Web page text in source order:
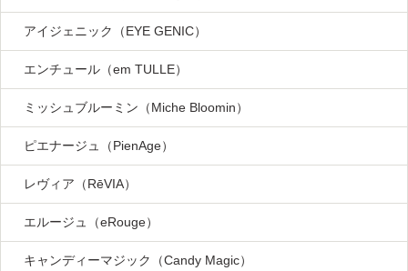
アイジェニック（EYE GENIC）
エンチュール（em TULLE）
ミッシュブルーミン（Miche Bloomin）
ピエナージュ（PienAge）
レヴィア（RēVIA）
エルージュ（eRouge）
キャンディーマジック（Candy Magic）